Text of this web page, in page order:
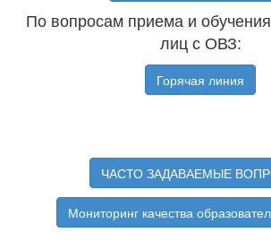
По вопросам приема и
лиц с ОВЗ:
Горячая линия
ЧАСТО ЗАДАВАЕМЫЕ
Мониторинг качества